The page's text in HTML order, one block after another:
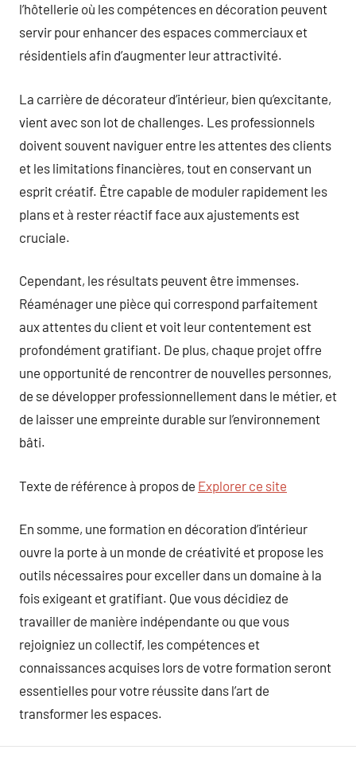
l’hôtellerie où les compétences en décoration peuvent
servir pour enhancer des espaces commerciaux et
résidentiels afin d’augmenter leur attractivité.
La carrière de décorateur d’intérieur, bien qu’excitante,
vient avec son lot de challenges. Les professionnels
doivent souvent naviguer entre les attentes des clients
et les limitations financières, tout en conservant un
esprit créatif. Être capable de moduler rapidement les
plans et à rester réactif face aux ajustements est
cruciale.
Cependant, les résultats peuvent être immenses.
Réaménager une pièce qui correspond parfaitement
aux attentes du client et voit leur contentement est
profondément gratifiant. De plus, chaque projet offre
une opportunité de rencontrer de nouvelles personnes,
de se développer professionnellement dans le métier, et
de laisser une empreinte durable sur l’environnement
bâti.
Texte de référence à propos de Explorer ce site
En somme, une formation en décoration d’intérieur
ouvre la porte à un monde de créativité et propose les
outils nécessaires pour exceller dans un domaine à la
fois exigeant et gratifiant. Que vous décidiez de
travailler de manière indépendante ou que vous
rejoigniez un collectif, les compétences et
connaissances acquises lors de votre formation seront
essentielles pour votre réussite dans l’art de
transformer les espaces.